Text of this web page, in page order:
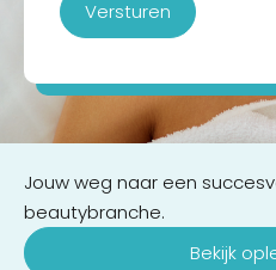
Versturen
Jouw weg naar een
beautybranche.
Bekijk